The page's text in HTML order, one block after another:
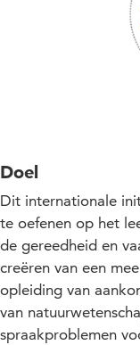
Doel
Dit internationale
te oefenen op het
de gereedheid en
creëren van een
opleiding van
van
spraakproblemen